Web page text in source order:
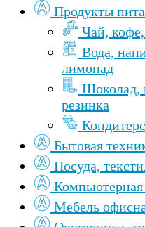
Продукты
Чай,
Вода,
лимонад
Шоколад,
резинка
Бытовая
Посуда,
Мебель